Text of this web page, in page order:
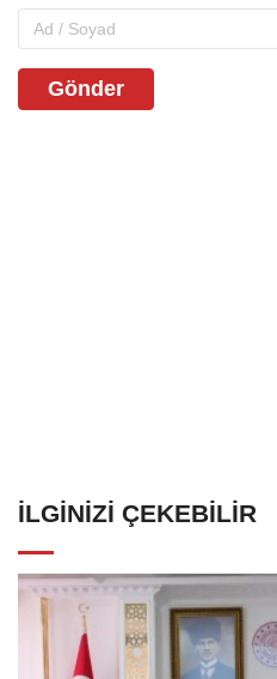
Gönder
İLGINIZI ÇEKEBILIR